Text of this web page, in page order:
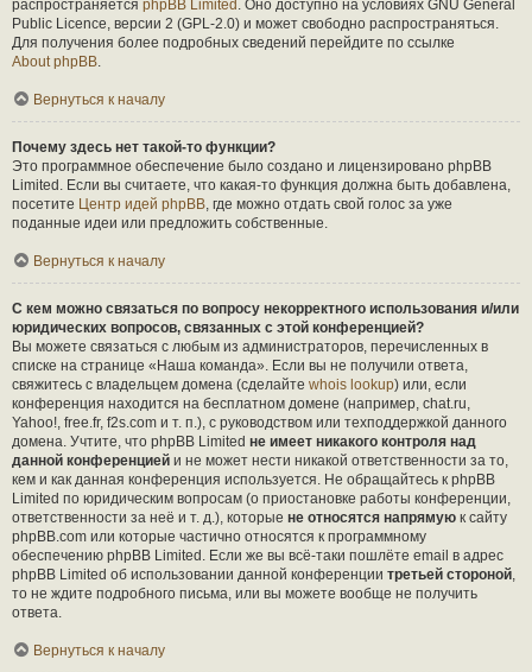
распространяется phpBB Limited . Оно доступно на условиях GNU General
Public Licence, версии 2 (GPL-2.0) и может свободно распространяться.
Для получения более подробных сведений перейдите по ссылке
About phpBB.
Вернуться к началу
Почему здесь нет такой-то функции?
Это программное обеспечение было создано и лицензировано phpBB
Limited. Если вы считаете, что какая-то функция должна быть добавлена,
посетите Центр идей phpBB, где можно отдать свой голос за уже
поданные идеи или предложить собственные.
Вернуться к началу
С кем можно связаться по вопросу некорректного использования и/или
юридических вопросов, связанных с этой конференцией?
Вы можете связаться с любым из администраторов, перечисленных в
списке на странице «Наша команда». Если вы не получили ответа,
свяжитесь с владельцем домена (сделайте whois lookup) или, если
конференция находится на бесплатном домене (например, chat.ru,
Yahoo!, free.fr, f2s.com и т. п.), с руководством или техподдержкой данного
домена. Учтите, что phpBB Limited не имеет никакого контроля над
данной конференцией и не может нести никакой ответственности за то,
кем и как данная конференция используется. Не обращайтесь к phpBB
Limited по юридическим вопросам (о приостановке работы конференции,
ответственности за неё и т. д.), которые не относятся напрямую к сайту
phpBB.com или которые частично относятся к программному
обеспечению phpBB Limited. Если же вы всё-таки пошлёте email в адрес
phpBB Limited об использовании данной конференции третьей стороной,
то не ждите подробного письма, или вы можете вообще не получить
ответа.
Вернуться к началу